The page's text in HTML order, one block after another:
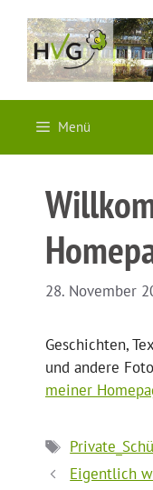
Inhalt
springen
Menü
28. November
Geschichten,
und andere
meiner
Eigentlich